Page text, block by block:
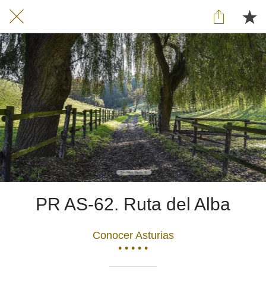
PR AS-62. Ruta del Alba
Conocer Asturias
• • • • •